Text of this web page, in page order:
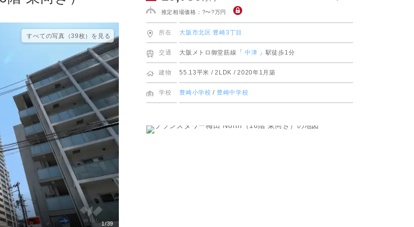
AI査定・チャット相談する
不動産エージェントの提案
す
新着物件お知らせメール
相場データ提供サービス
買替えシミュレーション
買替え成功のポイント
不動産相場価格推定システム
購入時・購入後のサポート
不動産用語
住まいをさがすときに役立つ読みもの
き出す宣伝力
ート
サービス
AI査定＋チャット相談
相場データ提供サービス
買替えシミュレーション
お客さまの声（売却）
売主さま向けのサービス
割引サービスの案内
住まいを売るときに役立つ読みもの
売却依頼時の契約の種類
売却成功のコツ
買替え成功のポイント
不動産の売却Q&A
マンガで分かる住まいの売却
売却に関する問合せ
するイエナカログ
社管理体制
ウィルの中古×リフォームの本
知っておきたいトラブル
購入時・購入後のサポート
リフォームするときに役立つ読みもの
豊中市
吹田市
豊能郡豊能町
茨木市
摂津市
高槻市
江坂営業所
茨木営業所
高槻営業所
本町営業所
ャルコミュニケーシ
ーション事業
プランニング事業
イティブ事業
業
ング事業
投資家の皆様へ
決算発表
IRカレンダー
IRライブラリー
電子公告
株式関連情報
会社見学会
IRに関する問合せ
推定相場価格：?〜?万円
すべての写真（39枚）を⾒る
1/39
所在 大阪市北区 豊崎3丁目
交通 大阪メトロ御堂筋線「 中津 」駅徒歩1分
建物 55.13平米 / 2LDK / 2020年1月築
学校 豊崎小学校/ 豊崎中学校